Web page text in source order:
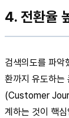
4. 전환율
검색의도를 파악
환까지 유도하는
(Customer
계하는 것이 핵